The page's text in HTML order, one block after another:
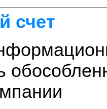
счет